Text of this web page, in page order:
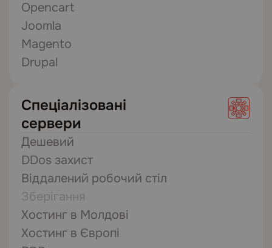
Opencart
Joomla
Magento
Drupal
Спеціалізовані
сервери
Дешевий
DDos захист
Віддалений робочий стіл
Зберігання
Хостинг в Молдові
Хостинг в Європі